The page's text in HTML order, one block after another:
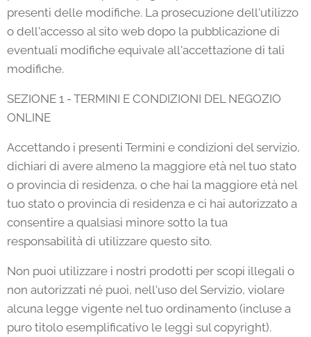
presenti delle modifiche. La prosecuzione dell'utilizzo
o dell'accesso al sito web dopo la pubblicazione di
eventuali modifiche equivale all'accettazione di tali
modifiche.
SEZIONE 1 - TERMINI E CONDIZIONI DEL NEGOZIO
ONLINE
Accettando i presenti Termini e condizioni del servizio,
dichiari di avere almeno la maggiore età nel tuo stato
o provincia di residenza, o che hai la maggiore età nel
tuo stato o provincia di residenza e ci hai autorizzato a
consentire a qualsiasi minore sotto la tua
responsabilità di utilizzare questo sito.
Non puoi utilizzare i nostri prodotti per scopi illegali o
non autorizzati né puoi, nell'uso del Servizio, violare
alcuna legge vigente nel tuo ordinamento (incluse a
puro titolo esemplificativo le leggi sul copyright).